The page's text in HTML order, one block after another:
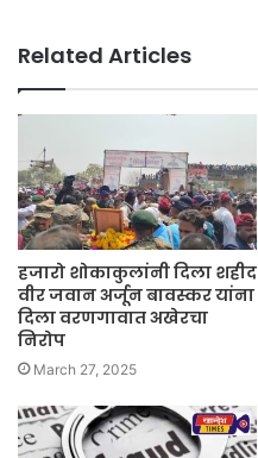
Related Articles
हजारो शोकाकुलांनी दिला शहीद
वीर जवान अर्जून बावस्कर यांना
दिला वरणगावात अखेरचा
निरोप
March 27, 2025